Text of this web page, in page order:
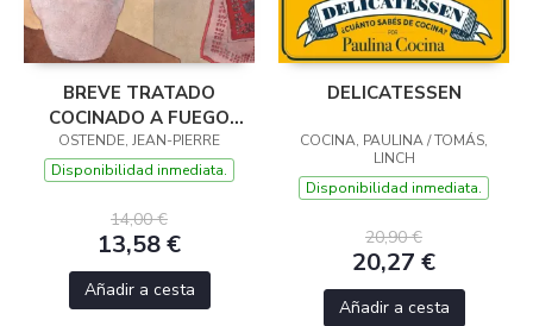
BREVE TRATADO
COCINADO A FUEGO
LENTO
OSTENDE, JEAN-PIERRE
Disponibilidad inmediata.
14,00 €
13,58 €
Añadir a cesta
DELICATESSEN
COCINA, PAULINA / TOMÁS,
LINCH
Disponibilidad inmediata.
20,90 €
20,27 €
Añadir a cesta